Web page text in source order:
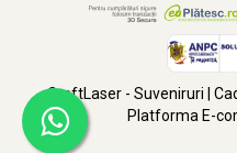
CraftLaser - Suveniruri |
Platforma E-